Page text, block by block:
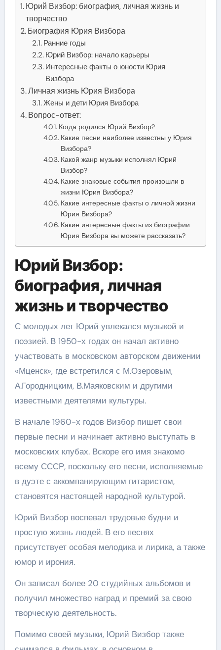
Юрий Визбор: биография, личная жизнь и
творчество
Биография Юрия Визбора
Ранние годы
Юрий Визбор: начало карьеры
Интересные факты о юности Юрия
Визбора
Личная жизнь Юрия Визбора
Жены и дети Юрия Визбора
Вопрос-ответ:
Когда родился Юрий Визбор?
Какие песни наиболее известны у Юрия
Визбора?
Какой жанр музыки исполнял Юрий
Визбор?
Какие знаковые события произошли в
жизни Юрия Визбора?
Какие интересные факты о личной жизни
Юрия Визбора?
Какие интересные факты из биографии
Юрия Визбора вы можете рассказать?
Юрий Визбор:
биография, личная
жизнь и творчество
С молодых лет Юрий увлекался музыкой и
поэзией. В 1950-х годах он начал активно
участвовать в московском авторском движении
«Мценск», где встретился с М.Озеровым,
А.Городницким, В.Маяковским и другими
известными деятелями культуры.
В начале 1960-х годов Визбор пишет свои
первые песни и начинает активно выступать в
московских клубах. Вскоре его имя знакомо
всему СССР, поскольку его песни, исполняемые
в дуэте с аккомпанирующим гитаристом,
становятся настоящей народной культурой.
Юрий Визбор воспевал трудовые будни и
простую жизнь людей. В его песнях
присутствует особая мелодика и лирика, а также
юмор и ирония.
Он записал более 20 студийных альбомов и
получил множество наград и премий за свою
творческую деятельность.
Помимо своей музыки, Юрий Визбор также